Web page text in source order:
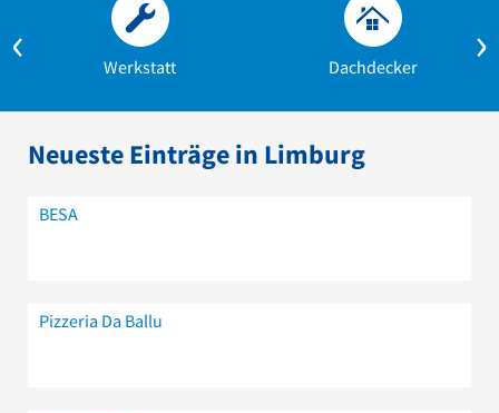
Werkstatt Dachdecker
Neueste Einträge in Limburg
BESA
Pizzeria Da Ballu